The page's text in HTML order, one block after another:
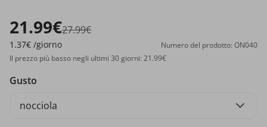
21.99€27.99€
1.37€ /giorno
Numero del prodotto: ON040
Il prezzo più basso negli ultimi 30 giorni: 21.99€
Gusto
nocciola